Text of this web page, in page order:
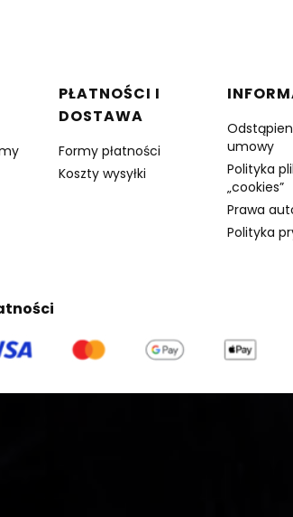
PŁATNOŚCI I
DOSTAWA
Formy płatności
Koszty wysyłki
umowy
Polityka
„cookies”
Prawa
Polityka